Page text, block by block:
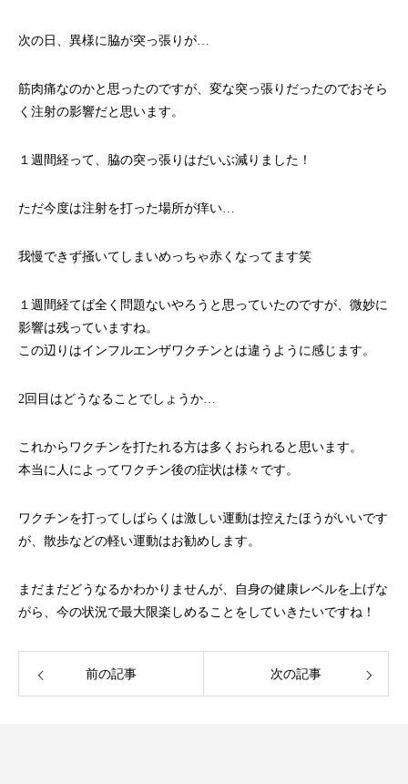
次の日、異様に脇が突っ張りが…
筋肉痛なのかと思ったのですが、変な突っ張りだったのでおそら
く注射の影響だと思います。
１週間経って、脇の突っ張りはだいぶ減りました！
ただ今度は注射を打った場所が痒い…
我慢できず掻いてしまいめっちゃ赤くなってます笑
１週間経てば全く問題ないやろうと思っていたのですが、微妙に
影響は残っていますね。
この辺りはインフルエンザワクチンとは違うように感じます。
2回目はどうなることでしょうか…
これからワクチンを打たれる方は多くおられると思います。
本当に人によってワクチン後の症状は様々です。
ワクチンを打ってしばらくは激しい運動は控えたほうがいいです
が、散歩などの軽い運動はお勧めします。
まだまだどうなるかわかりませんが、自身の健康レベルを上げな
がら、今の状況で最大限楽しめることをしていきたいですね！
前の記事 次の記事